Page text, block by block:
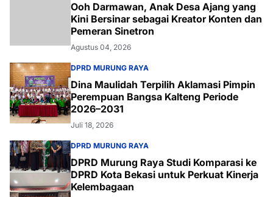
Ooh Darmawan, Anak Desa Ajang yang
Kini Bersinar sebagai Kreator Konten dan
Pemeran Sinetron
Agustus 04, 2026
DPRD MURUNG RAYA
Dina Maulidah Terpilih Aklamasi Pimpin
Perempuan Bangsa Kalteng Periode
2026–2031
Juli 18, 2026
DPRD MURUNG RAYA
DPRD Murung Raya Studi Komparasi ke
DPRD Kota Bekasi untuk Perkuat Kinerja
Kelembagaan